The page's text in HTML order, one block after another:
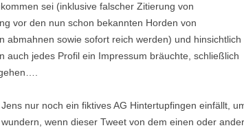
sei (inklusive falscher Zitierung von
vor den nun schon bekannten Horden von
abmahnen sowie sofort reich werden) und hinsichtlich
auch jedes Profil ein Impressum bräuchte, schließlich
nur noch ein fiktives AG Hintertupfingen einfällt,
wenn dieser Tweet von dem einen oder